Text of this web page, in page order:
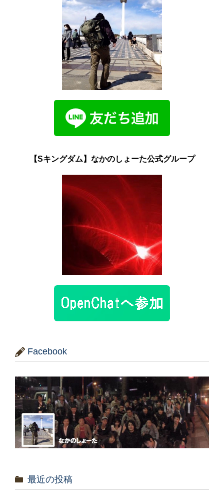
【Sキングダム】なかのしょーた公式グループ
Facebook
最近の投稿